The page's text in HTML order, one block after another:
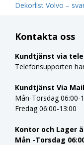
Dekorlist Volvo –
Kontakta oss
Kundtjänst via
Telefonsupporten
Kundtjänst Via
Mån-Torsdag 06:00-
Fredag 06:00-13:00
Kontor och Lager
Mån -Torsdag